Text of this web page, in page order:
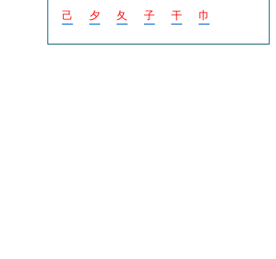
己 夕 夂 子 干 巾